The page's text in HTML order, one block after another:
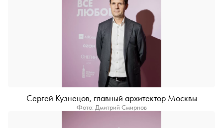
Сергей Кузнецов, главный архитектор Москвы
Фото: Дмитрий Смирнов